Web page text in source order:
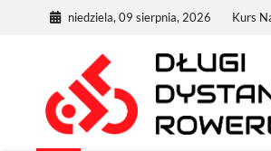
niedziela, 09 sierpnia, 2026 Kurs